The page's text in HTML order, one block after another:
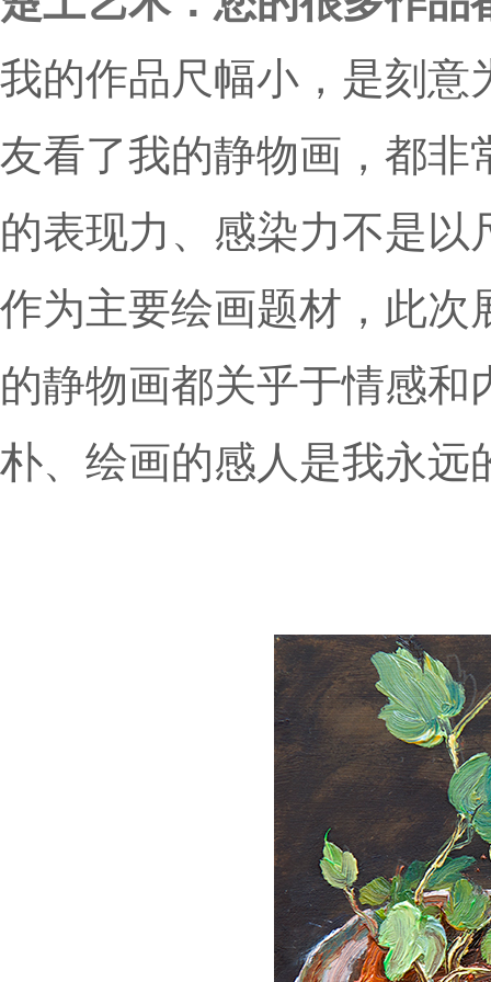
我的作品尺幅小，是刻意
友看了我的静物画，都非
的表现力、感染力不是
作为主要绘画题材，此次
的静物画都关乎于情感
朴、绘画的感人是我永远